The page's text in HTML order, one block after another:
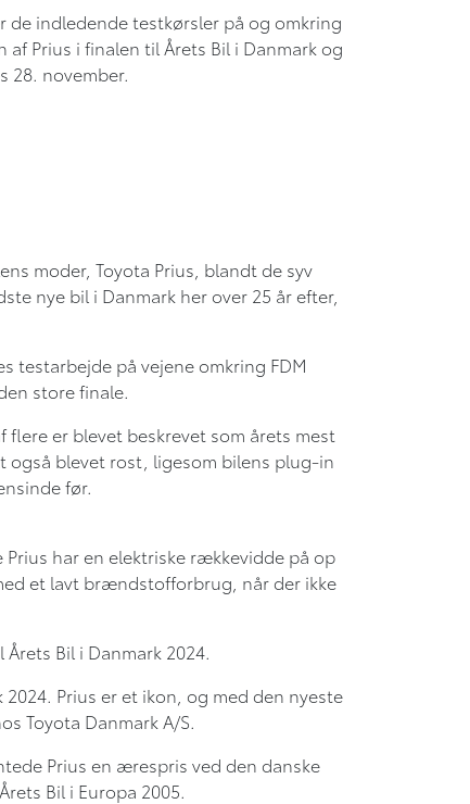
de indledende testkørsler på og omkring
Prius i finalen til Årets Bil i Danmark og
28. november.
moder, Toyota Prius, blandt de syv
nye bil i Danmark her over 25 år efter,
testarbejde på vejene omkring FDM
store finale.
er blevet beskrevet som årets mest
også blevet rost, ligesom bilens plug-in
før.
har en elektriske rækkevidde på op
et lavt brændstofforbrug, når der ikke
Bil i Danmark 2024.
Prius er et ikon, og med den nyeste
Toyota Danmark A/S.
Prius en ærespris ved den danske
Bil i Europa 2005.